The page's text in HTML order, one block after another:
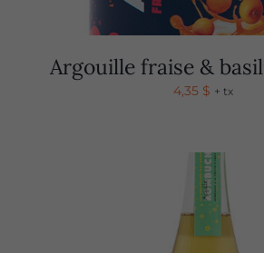
Argouille fraise &
4,35 $ + tx